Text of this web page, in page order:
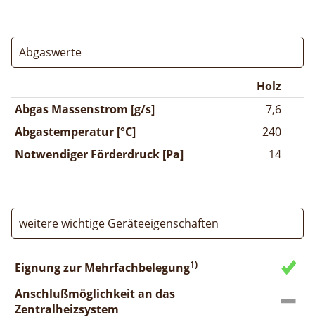
Abgaswerte
Holz
Abgas Massenstrom [g/s]
7,6
Abgastemperatur [°C]
240
Notwendiger Förderdruck [Pa]
14
weitere wichtige Geräteeigenschaften
Eignung zur Mehrfachbelegung1)
Anschlußmöglichkeit an das
Zentralheizsystem